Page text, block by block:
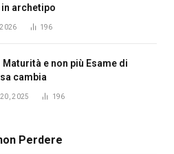
archetipo
196
Maturità e non più Esame di
cambia
20, 2025 196
Perdere